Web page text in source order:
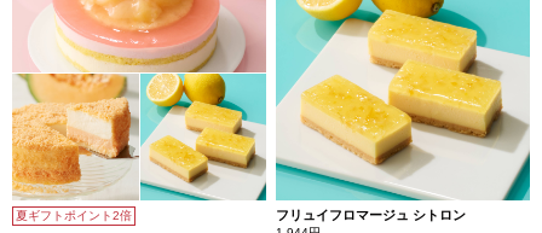
夏ギフトポイント2倍 フリュイフロマージュ シトロン